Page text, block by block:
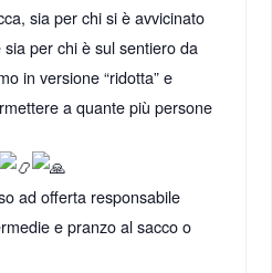
sia per chi si è avvicinato
per chi è sul sentiero da
in versione “ridotta” e
a quante più persone
ad offerta responsabile
e pranzo al sacco o